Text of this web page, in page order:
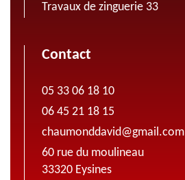
Travaux de zinguerie 33
Contact
05 33 06 18 10
06 45 21 18 15
chaumonddavid@gmail.com
60 rue du moulineau
33320 Eysines